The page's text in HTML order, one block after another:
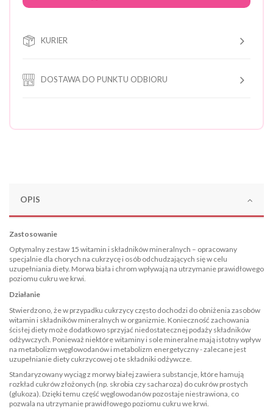
KURIER
DOSTAWA DO PUNKTU ODBIORU
OPIS
Zastosowanie
Optymalny zestaw 15 witamin i składników mineralnych – opracowany
specjalnie dla chorych na cukrzycę i osób odchudzających się w celu
uzupełniania diety. Morwa biała i chrom wpływają na utrzymanie prawidłowego
poziomu cukru we krwi.
Działanie
Stwierdzono, że w przypadku cukrzycy często dochodzi do obniżenia zasobów
witamin i składników mineralnych w organizmie. Konieczność zachowania
ścisłej diety może dodatkowo sprzyjać niedostatecznej podaży składników
odżywczych. Ponieważ niektóre witaminy i sole mineralne mają istotny wpływ
na metabolizm węglowodanów i metabolizm energetyczny - zalecane jest
uzupełnianie diety cukrzycowej o te składniki odżywcze.
Standaryzowany wyciąg z morwy białej zawiera substancje, które hamują
rozkład cukrów złożonych (np. skrobia czy sacharoza) do cukrów prostych
(glukoza). Dzięki temu część węglowodanów pozostaje niestrawiona, co
pozwala na utrzymanie prawidłowego poziomu cukru we krwi.